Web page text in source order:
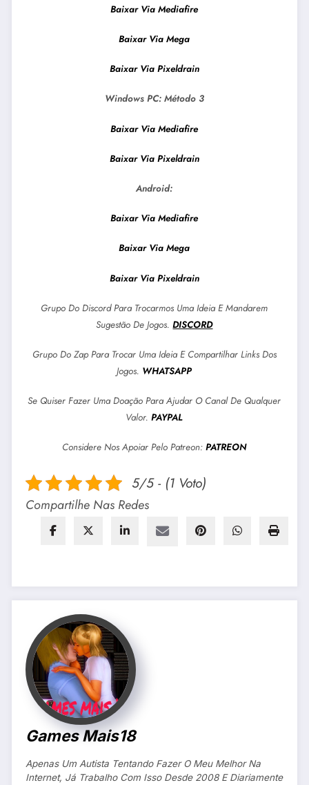
Baixar Via Mediafire
Baixar Via Mega
Baixar Via Pixeldrain
Windows PC: Método 3
Baixar Via Mediafire
Baixar Via Pixeldrain
Android:
Baixar Via Mediafire
Baixar Via Mega
Baixar Via Pixeldrain
Grupo Do Discord Para Trocarmos Uma Ideia E Mandarem
Sugestão De Jogos.DISCORD
Grupo Do Zap Para Trocar Uma Ideia E Compartilhar Links Dos
Jogos. WHATSAPP
Se Quiser Fazer Uma Doação Para Ajudar O Canal De Qualquer
Valor.PAYPAL
Considere Nos Apoiar Pelo Patreon:PATREON
5/5 - (1 Voto)
Compartilhe Nas Redes
Games Mais18
Apenas Um Autista Tentando Fazer O Meu Melhor Na
Internet, Já Trabalho Com Isso Desde 2008 E Diariamente